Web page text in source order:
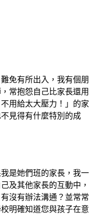
免有所出入，我有個朋
常抱怨自己比家長還用
用給太大壓力！」的家
見得有什麼特別的成
是她們班的家長，我一
及其他家長的互動中，
沒有辦法溝通？並常常
明確知道您與孩子在意